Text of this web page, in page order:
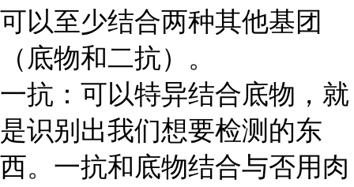
可以至少结合两种其他基团
（底物和二抗）。
一抗：可以特异结合底物，就
是识别出我们想要检测的东
西。一抗和底物结合与否用肉